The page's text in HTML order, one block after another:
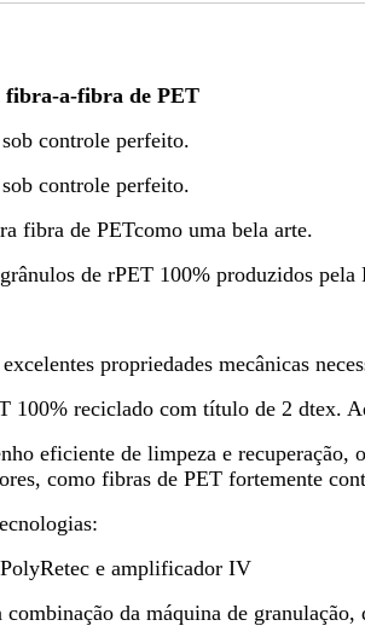
fibra-a-fibra de PET
controle perfeito.
controle perfeito.
fibra de PETcomo uma bela arte.
de rPET 100% produzidos pela
propriedades mecânicas
100% reciclado com título de 2 dtex.
eficiente de limpeza e
como fibras de PET fortemente
e amplificador IV
combinação da máquina de